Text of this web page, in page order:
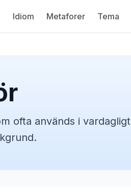
Idiom Metaforer Tema
ofta används i vardagligt